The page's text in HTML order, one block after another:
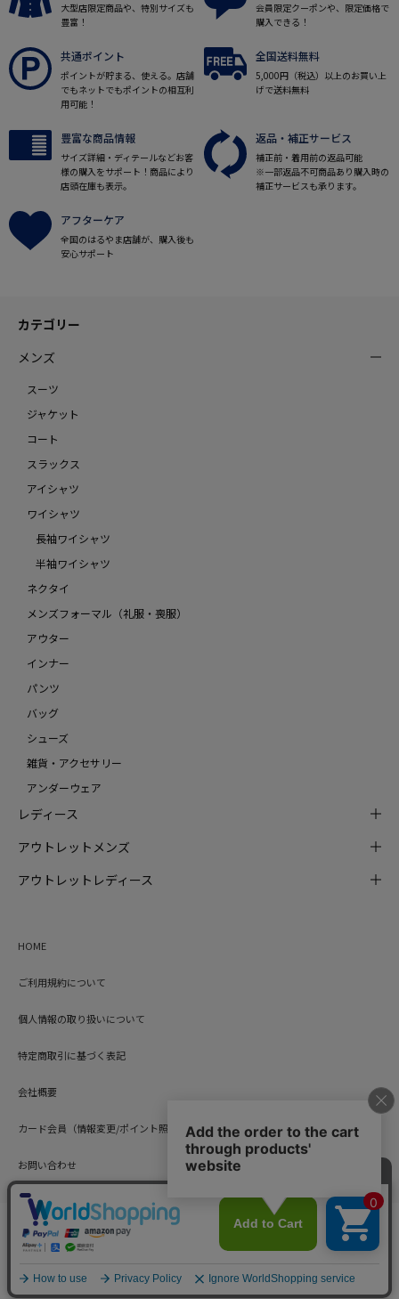
大型店限定商品や、特別サイズも
豊富！
会員限定クーポンや、限定価格で
購入できる！
共通ポイント
ポイントが貯まる、使える。店舗
でもネットでもポイントの相互利
用可能！
全国送料無料
5,000円（税込）以上のお買い上
げで送料無料
豊富な商品情報
サイズ詳細・ディテールなどお客
様の購入をサポート！商品により
店頭在庫も表示。
返品・補正サービス
補正前・着用前の返品可能
※一部返品不可商品あり購入時の
補正サービスも承ります。
アフターケア
全国のはるやま店舗が、購入後も
安心サポート
カテゴリー
メンズ
スーツ
ジャケット
コート
スラックス
アイシャツ
ワイシャツ
長袖ワイシャツ
半袖ワイシャツ
ネクタイ
メンズフォーマル（礼服・喪服）
アウター
インナー
パンツ
バッグ
シューズ
雑貨・アクセサリー
アンダーウェア
レディース
アウトレットメンズ
アウトレットレディース
HOME
ご利用規約について
個人情報の取り扱いについて
特定商取引に基づく表記
会社概要
カード会員（情報変更/ポイント照会）
お問い合わせ
Copyright © HARUYAMA TRADING CO.,LTD. All Rights Reserved.